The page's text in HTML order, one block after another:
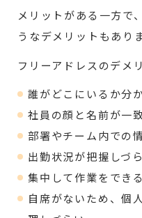
メリットがある一方で
うなデメリットもあり
フリーアドレスのデメ
誰がどこにいるか分
社員の顔と名前が一
部署やチーム内での
出勤状況が把握しづ
集中して作業をでき
自席がないため、個